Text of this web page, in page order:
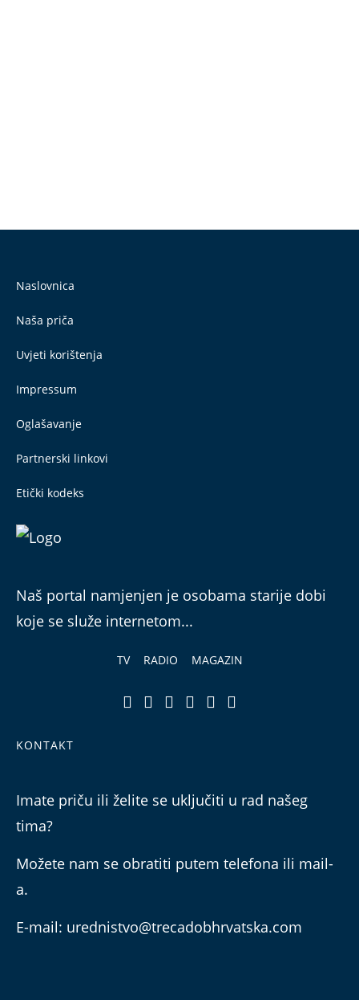
Naslovnica
Naša priča
Uvjeti korištenja
Impressum
Oglašavanje
Partnerski linkovi
Etički kodeks
Naš portal namjenjen je osobama starije dobi
koje se služe internetom...
TV RADIO MAGAZIN
KONTAKT
Imate priču ili želite se uključiti u rad našeg
tima?
Možete nam se obratiti putem telefona ili mail-
a.
E-mail: urednistvo@trecadobhrvatska.com